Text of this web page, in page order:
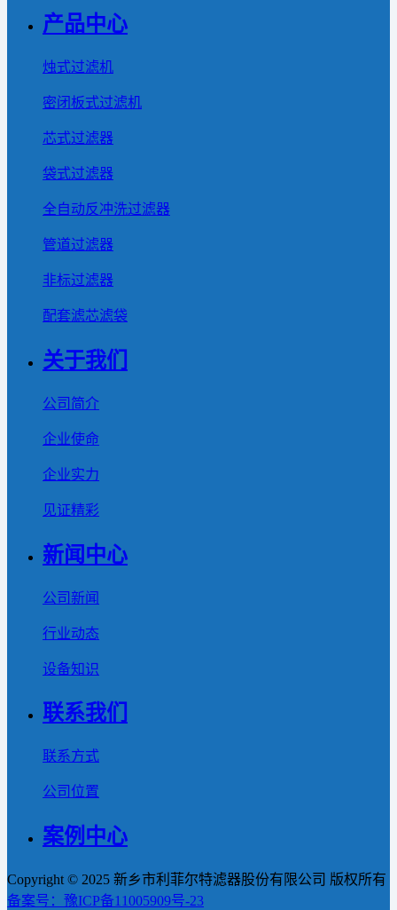
产品中心
烛式过滤机
密闭板式过滤机
芯式过滤器
袋式过滤器
全自动反冲洗过滤器
管道过滤器
非标过滤器
配套滤芯滤袋
关于我们
公司简介
企业使命
企业实力
见证精彩
新闻中心
公司新闻
行业动态
设备知识
联系我们
联系方式
公司位置
案例中心
Copyright © 2025 新乡市利菲尔特滤器股份有限公司 版权所有
备案号：豫ICP备11005909号-23